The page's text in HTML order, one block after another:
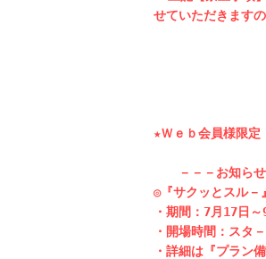
せていただきます
★Ｗｅｂ会員様限定
－－－お知らせ
◎『サクッとスル－
・期間：7月17日
・開場時間：スタ
・詳細は『プラン